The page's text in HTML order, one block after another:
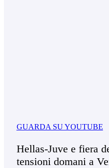
GUARDA SU YOUTUBE
Hellas-Juve e fiera
tensioni domani a